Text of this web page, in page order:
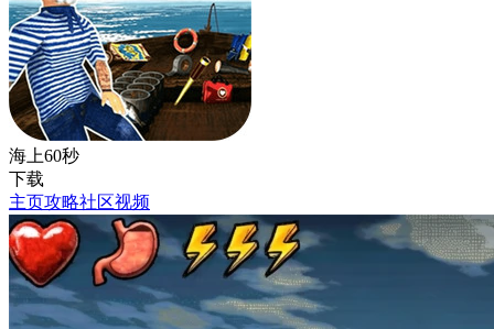
海上60秒
下载
主页攻略社区视频